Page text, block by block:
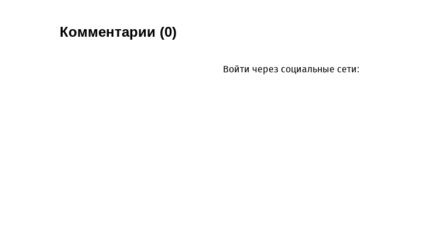
Комментарии (0)
Войти через социальные сети: